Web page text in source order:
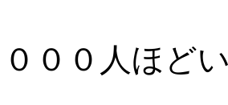
００人ほど